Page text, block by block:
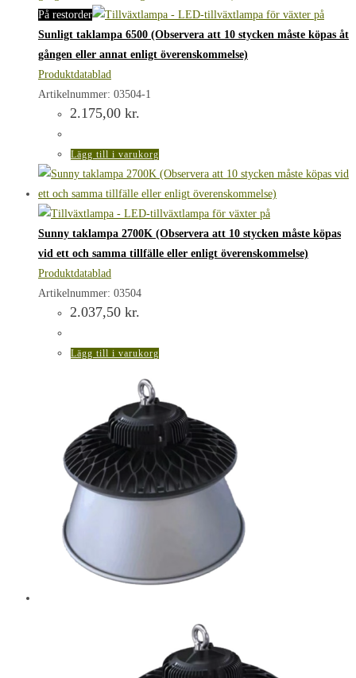
På restorder
Sunligt taklampa 6500 (Observera att 10 stycken måste köpas åt
gången eller annat enligt överenskommelse)
Produktdatablad
Artikelnummer: 03504-1
2.175,00 kr.
Lägg till i varukorg
Sunny taklampa 2700K (Observera att 10 stycken måste köpas
vid ett och samma tillfälle eller enligt överenskommelse)
Produktdatablad
Artikelnummer: 03504
2.037,50 kr.
Lägg till i varukorg